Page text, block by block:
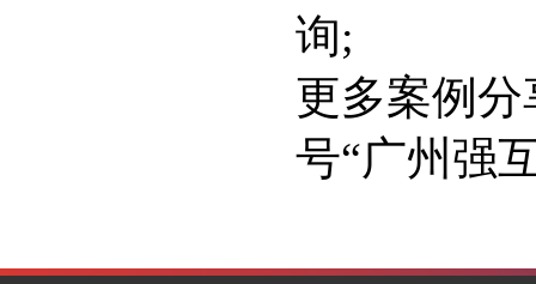
询;
更多案例
号“广州强